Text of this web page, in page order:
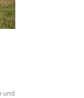
und